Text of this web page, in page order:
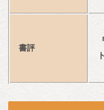
書評